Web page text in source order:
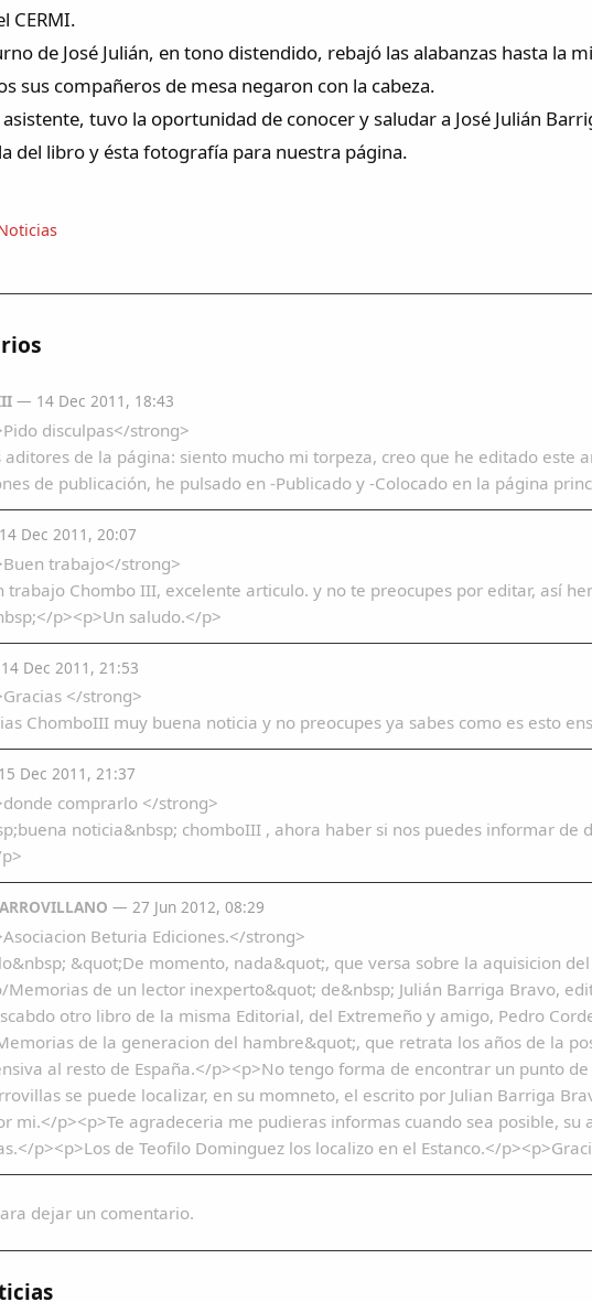
CERMI.
de José Julián, en tono distendido, rebajó las alabanzas hasta la
sus compañeros de mesa negaron con la cabeza.
tuvo la oportunidad de conocer y saludar a José Julián
del libro y ésta fotografía para nuestra página.
— 14 Dec 2011, 18:43
disculpas</strong>
aditores de la página: siento mucho mi torpeza, creo que he editado este
de publicación, he pulsado en -Publicado y -Colocado en la página
Dec 2011, 20:07
trabajo</strong>
trabajo Chombo III, excelente articulo. y no te preocupes por editar, así
p><p>Un saludo.</p>
Dec 2011, 21:53
</strong>
ChomboIII muy buena noticia y no preocupes ya sabes como es esto
Dec 2011, 21:37
comprarlo </strong>
noticia&nbsp; chomboIII , ahora haber si nos puedes informar de
— 27 Jun 2012, 08:29
Beturia Ediciones.</strong>
&quot;De momento, nada&quot;, que versa sobre la aquisicion
Memorias de un lector inexperto&quot; de&nbsp; Julián Barriga Bravo,
otro libro de la misma Editorial, del Extremeño y amigo, Pedro
de la generacion del hambre&quot;, que retrata los años de la
al resto de España.</p><p>No tengo forma de encontrar un punto
se puede localizar, en su momneto, el escrito por Julian Barriga
mi.</p><p>Te agradeceria me pudieras informas cuando sea posible, su
p><p>Los de Teofilo Dominguez los localizo en el Estanco.</
dejar un comentario.